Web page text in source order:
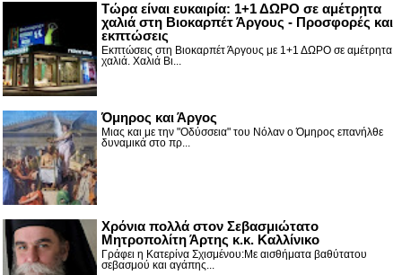
Τώρα είναι ευκαιρία: 1+1 ΔΩΡΟ σε αμέτρητα
χαλιά στη Βιοκαρπέτ Άργους - Προσφορές και
εκπτώσεις
Εκπτώσεις στη Βιοκαρπέτ Άργους με 1+1 ΔΩΡΟ σε αμέτρητα
χαλιά. Χαλιά Βι...
Όμηρος και Άργος
Μιας και με την "Οδύσσεια" του Νόλαν ο Όμηρος επανήλθε
δυναμικά στο πρ...
Χρόνια πολλά στον Σεβασμιώτατο
Μητροπολίτη Άρτης κ.κ. Καλλίνικο
Γράφει η Κατερίνα Σχισμένου:Με αισθήματα βαθύτατου
σεβασμού και αγάπης...